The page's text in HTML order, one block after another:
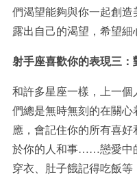
們渴望能夠與你一起創
露出自己的渴望，希望細
射手座喜歡你的表現三：
和許多星座一樣，上一
們總是無時無刻的在關心
應，會記住你的所有喜
於你的人和事……戀愛中
穿衣、肚子餓記得吃飯